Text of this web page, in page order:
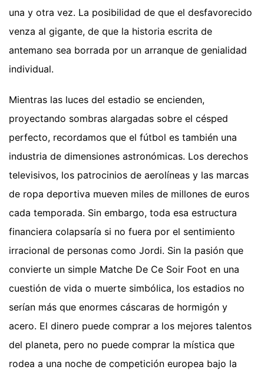
una y otra vez. La posibilidad de que el desfavorecido
venza al gigante, de que la historia escrita de
antemano sea borrada por un arranque de genialidad
individual.
Mientras las luces del estadio se encienden,
proyectando sombras alargadas sobre el césped
perfecto, recordamos que el fútbol es también una
industria de dimensiones astronómicas. Los derechos
televisivos, los patrocinios de aerolíneas y las marcas
de ropa deportiva mueven miles de millones de euros
cada temporada. Sin embargo, toda esa estructura
financiera colapsaría si no fuera por el sentimiento
irracional de personas como Jordi. Sin la pasión que
convierte un simple Matche De Ce Soir Foot en una
cuestión de vida o muerte simbólica, los estadios no
serían más que enormes cáscaras de hormigón y
acero. El dinero puede comprar a los mejores talentos
del planeta, pero no puede comprar la mística que
rodea a una noche de competición europea bajo la